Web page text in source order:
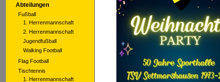
Abteilungen
Fußball
1. Herrenmannschaft
2. Herrenmannschaft
Jugendfußball
Walking Football
Flag Football
Tischtennis
1. Herrenmannschaft